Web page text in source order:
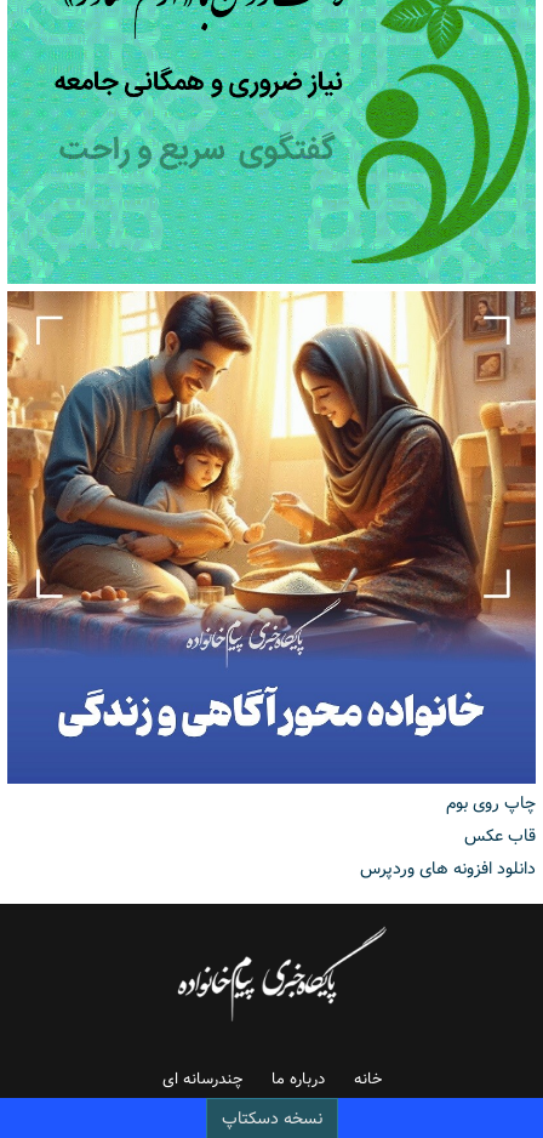
چاپ روی بوم
قاب عکس
دانلود افزونه های وردپرس
خانه درباره ما چندرسانه ای
نسخه دسکتاپ